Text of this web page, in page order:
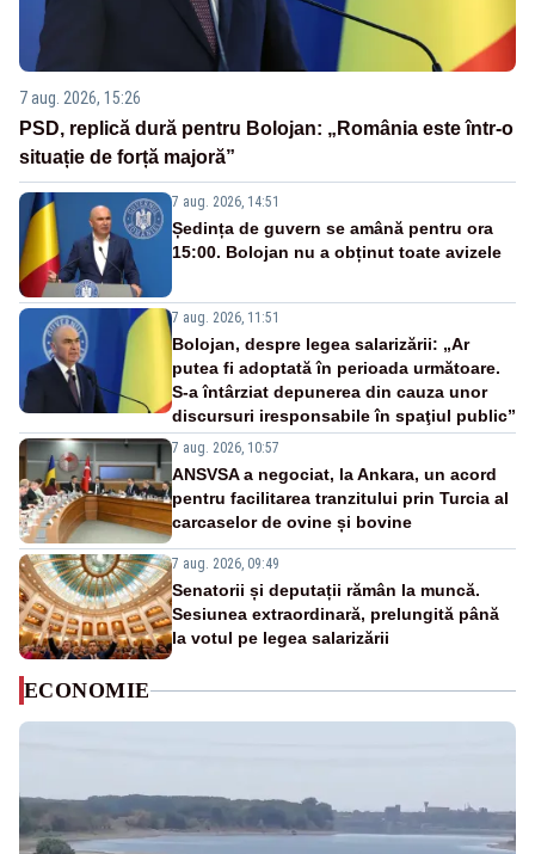
7 aug. 2026, 15:26
PSD, replică dură pentru Bolojan: „România este într-o
situație de forță majoră”
7 aug. 2026, 14:51
Ședința de guvern se amână pentru ora
15:00. Bolojan nu a obținut toate avizele
7 aug. 2026, 11:51
Bolojan, despre legea salarizării: „Ar
putea fi adoptată în perioada următoare.
S-a întârziat depunerea din cauza unor
discursuri iresponsabile în spaţiul public”
7 aug. 2026, 10:57
ANSVSA a negociat, la Ankara, un acord
pentru facilitarea tranzitului prin Turcia al
carcaselor de ovine și bovine
7 aug. 2026, 09:49
Senatorii și deputații rămân la muncă.
Sesiunea extraordinară, prelungită până
la votul pe legea salarizării
ECONOMIE